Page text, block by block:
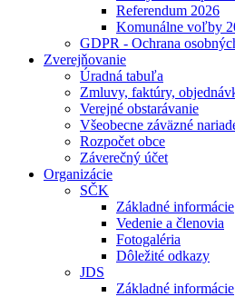
Referendum 2026
Komunálne voľby
GDPR - Ochrana
Zverejňovanie
Úradná tabuľa
Zmluvy, faktúry,
Verejné obstarávanie
Všeobecne záväzné
Rozpočet obce
Záverečný účet
Organizácie
SČK
Základné informácie
Vedenie a členovia
Fotogaléria
Dôležité odkazy
JDS
Základné informácie